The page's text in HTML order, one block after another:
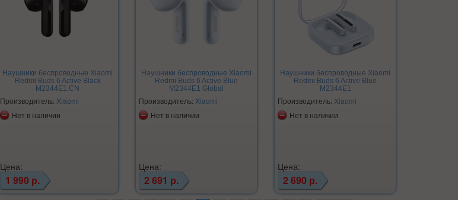
Наушники беспроводные Xiaomi
Redmi Buds 6 Active Black
M2344E1,CN
Производитель: Xiaomi
Нет в наличии
Цена:
1 990 р.
Наушники беспроводные Xiaomi
Redmi Buds 6 Active Blue
M2344E1 Global
Производитель: Xiaomi
Нет в наличии
Цена:
2 691 р.
Наушники беспроводные Xiaomi
Redmi Buds 6 Active Blue
M2344E1
Производитель: Xiaomi
Нет в наличии
Цена:
2 690 р.